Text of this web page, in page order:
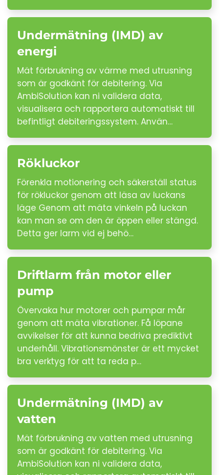
Undermätning (IMD) av
energi
Mät förbrukning av värme med utrusning
som är godkänt för debitering. Via
AmbiSolution kan ni validera data,
visualisera och rapportera automatiskt till
befintligt debiteringssystem. Använ…
Rökluckor
Förenkla motionering och säkerställ status
för rökluckor genom att läsa av luckans
läge Genom att mäta vinkeln på luckan
kan man se om den är öppen eller stängd.
Detta ger larm vid ej behö…
Driftlarm från motor eller
pump
Övervaka hur motorer och pumpar mår
genom att mäta vibrationer. Få löpane
avvikelser för att kunna bedriva prediktivt
underhåll. Vibrationsmönster är ett mycket
bra verktyg för att ta reda p…
Undermätning (IMD) av
vatten
Mät förbrukning av vatten med utrusning
som är godkänt för debitering. Via
AmbiSolution kan ni validera data,